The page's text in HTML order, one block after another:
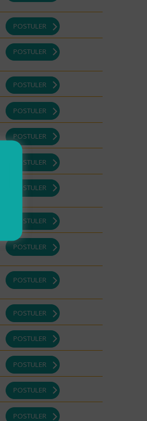
POSTULER
POSTULER
POSTULER
POSTULER
POSTULER
POSTULER
POSTULER
POSTULER
POSTULER
POSTULER
POSTULER
POSTULER
POSTULER
POSTULER
POSTULER